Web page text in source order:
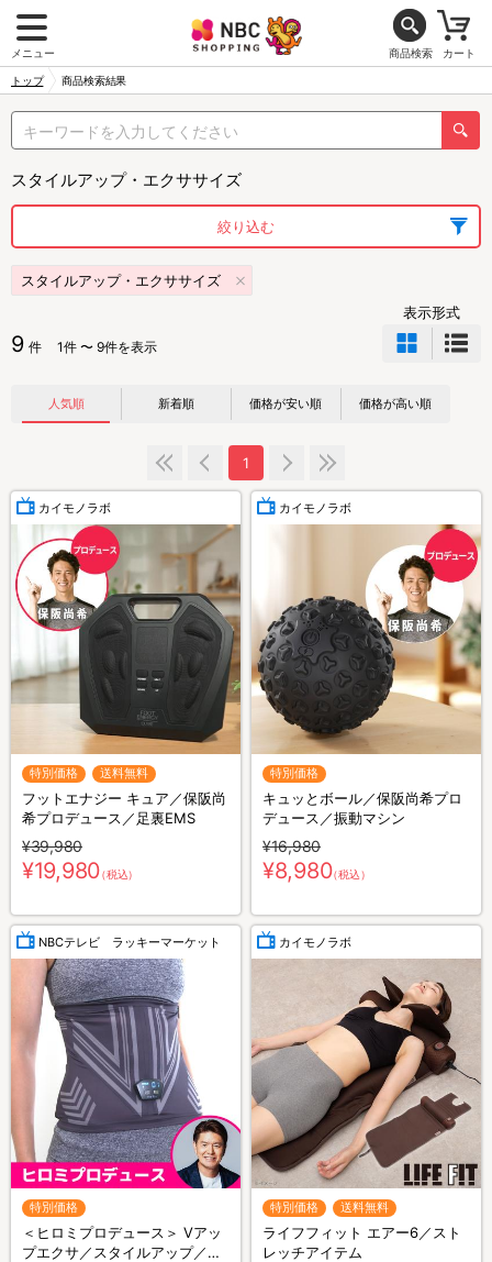
メニュー 商品検索 カート
トップ 商品検索結果
スタイルアップ・エクササイズ
絞り込む
スタイルアップ・エクササイズ
9 件 1件 〜 9件を表示
表示形式
人気順 新着順 価格が安い順 価格が高い順
1
カイモノラボ
特別価格 送料無料
フットエナジー キュア／保阪尚
希プロデュース／足裏EMS
¥39,980
¥19,980（税込）
カイモノラボ
特別価格
キュッとボール／保阪尚希プロ
デュース／振動マシン
¥16,980
¥8,980（税込）
NBCテレビ ラッキーマーケット
特別価格
＜ヒロミプロデュース＞ Vアッ
プエクサ／スタイルアップ／お
カイモノラボ
特別価格 送料無料
ライフフィット エアー6／スト
レッチアイテム